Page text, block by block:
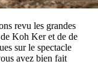
revu les grandes
Koh Ker et de de
sur le spectacle
avez bien fait